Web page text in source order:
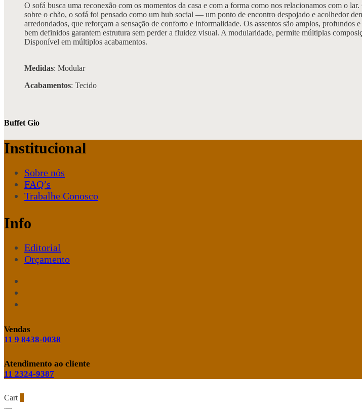
O sofá busca uma reconexão com os momentos da casa e com a forma como nos relacionamos com o
sobre o chão, o sofá foi pensado como um hub social — um ponto de encontro despojado e acolhedor
arredondados, que reforçam a sensação de conforto e informalidade. Os assentos são amplos,
bem definidos garantem estrutura sem perder a fluidez visual. A modularidade, permite múltiplas
Disponível em múltiplos acabamentos.
Medidas: Modular
Acabamentos: Tecido
Buffet Gio
Institucional
Sobre nós
FAQ’s
Trabalhe Conosco
Info
Editorial
Orçamento
Vendas
11 9 8438-0038
Atendimento ao cliente
11 2324-9387
Cart